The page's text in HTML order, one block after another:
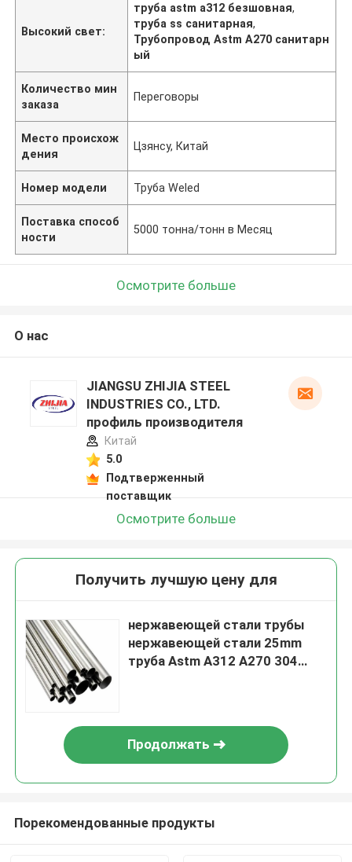
Высокий свет:
труба astm a312 безшовная,
труба ss санитарная,
Трубопровод Astm A270 санитарн
ый
Количество мин
заказа
Переговоры
Место происхож
дения
Цзянсу, Китай
Номер модели Труба Weled
Поставка способ
ности
5000 тонна/тонн в Месяц
Осмотрите больше
О нас
JIANGSU ZHIJIA STEEL
INDUSTRIES CO., LTD.
профиль производителя
Китай
5.0
Подтверженный
поставщик
Осмотрите больше
Получить лучшую цену для
нержавеющей стали трубы
нержавеющей стали 25mm
труба Astm A312 A270 304
Продолжать
Порекомендованные продукты